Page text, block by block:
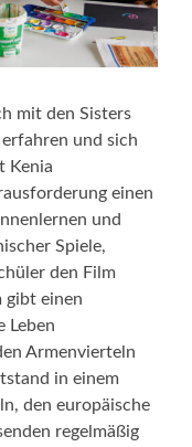
mit den Sisters
und sich
Kenia
einen
und
Spiele,
den Film
gibt einen
Leben
Armenvierteln
in einem
den europäische
regelmäßig